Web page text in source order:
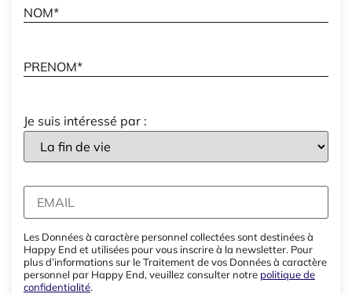
Je suis intéressé par :
Les Données à caractère personnel collectées sont destinées à
Happy End et utilisées pour vous inscrire à la newsletter. Pour
plus d’informations sur le Traitement de vos Données à caractère
personnel par Happy End, veuillez consulter notre politique de
confidentialité.